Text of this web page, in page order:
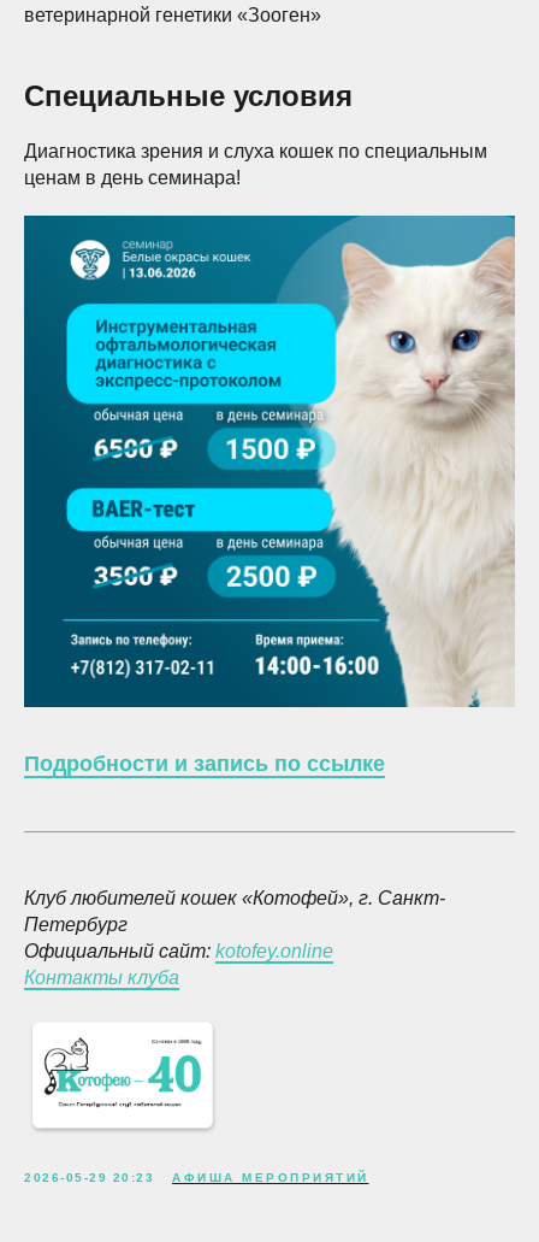
ветеринарной генетики «Зооген»
Специальные условия
Диагностика зрения и слуха кошек по специальным
ценам в день семинара!
Подробности и запись по ссылке
Клуб любителей кошек «Котофей», г. Санкт-
Петербург
Официальный сайт: kotofey.online
Контакты клуба
2026-05-29 20:23 АФИША МЕРОПРИЯТИЙ